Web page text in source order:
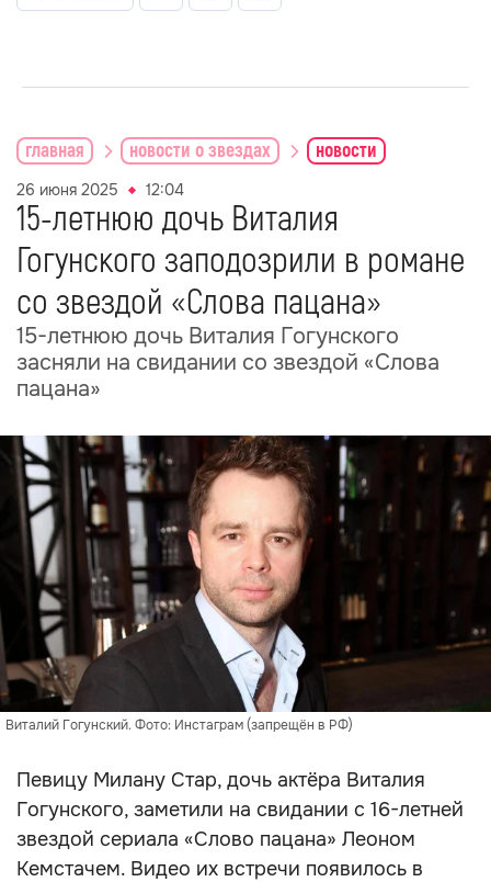
главная новости о звездах новости
26 июня 2025 12:04
15-летнюю дочь Виталия
Гогунского заподозрили в романе
со звездой «Слова пацана»
15-летнюю дочь Виталия Гогунского
засняли на свидании со звездой «Слова
пацана»
Виталий Гогунский. Фото: Инстаграм (запрещён в РФ)
Певицу Милану Стар, дочь актёра Виталия
Гогунского, заметили на свидании с 16-летней
звездой сериала «Слово пацана» Леоном
Кемстачем. Видео их встречи появилось в